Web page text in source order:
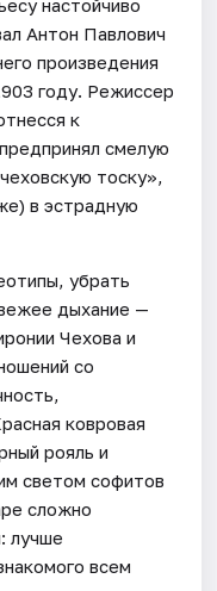
настойчиво
Антон Павлович
произведения
году. Режиссер
к
смелую
тоску»,
в эстрадную
убрать
дыхание —
Чехова и
со
ковровая
рояль и
светом софитов
сложно
лучше
всем